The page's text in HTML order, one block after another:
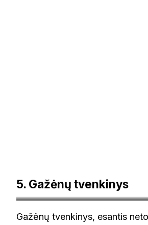
5. Gažėnų tvenkinys
Gažėnų tvenkinys, esantis